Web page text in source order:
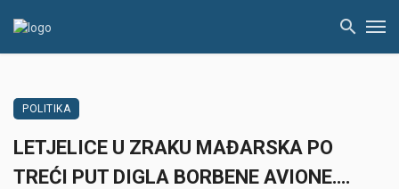
POLITIKA
LETJELICE U ZRAKU MAĐARSKA PO
TREĆI PUT DIGLA BORBENE AVIONE….